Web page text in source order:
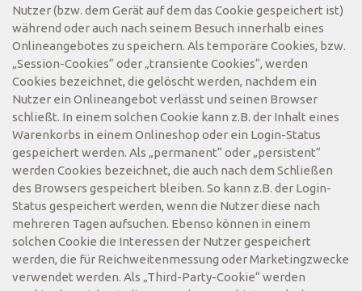
Nutzer (bzw. dem Gerät auf dem das Cookie gespeichert ist)
während oder auch nach seinem Besuch innerhalb eines
Onlineangebotes zu speichern. Als temporäre Cookies, bzw.
„Session-Cookies“ oder „transiente Cookies“, werden
Cookies bezeichnet, die gelöscht werden, nachdem ein
Nutzer ein Onlineangebot verlässt und seinen Browser
schließt. In einem solchen Cookie kann z.B. der Inhalt eines
Warenkorbs in einem Onlineshop oder ein Login-Status
gespeichert werden. Als „permanent“ oder „persistent“
werden Cookies bezeichnet, die auch nach dem Schließen
des Browsers gespeichert bleiben. So kann z.B. der Login-
Status gespeichert werden, wenn die Nutzer diese nach
mehreren Tagen aufsuchen. Ebenso können in einem
solchen Cookie die Interessen der Nutzer gespeichert
werden, die für Reichweitenmessung oder Marketingzwecke
verwendet werden. Als „Third-Party-Cookie“ werden